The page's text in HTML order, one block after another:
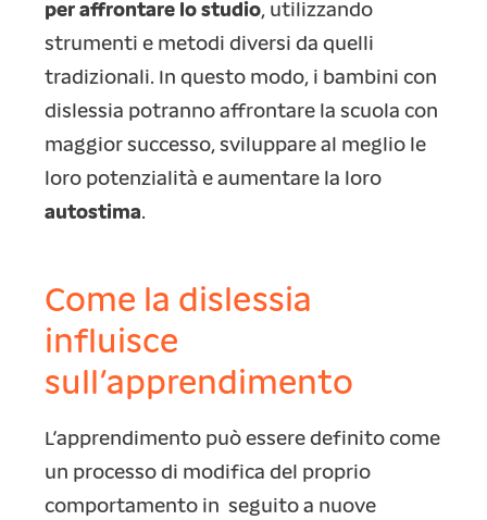
per affrontare lo studio, utilizzando
strumenti e metodi diversi da quelli
tradizionali. In questo modo, i bambini con
dislessia potranno affrontare la scuola con
maggior successo, sviluppare al meglio le
loro potenzialità e aumentare la loro
autostima.
Come la dislessia
influisce
sull’apprendimento
L’apprendimento può essere definito come
un processo di modifica del proprio
comportamento in seguito a nuove